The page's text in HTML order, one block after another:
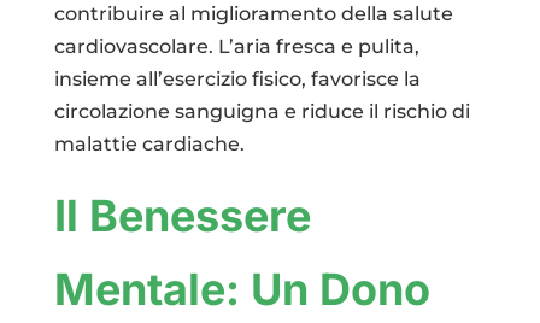
contribuire al miglioramento della salute
cardiovascolare. L’aria fresca e pulita,
insieme all’esercizio fisico, favorisce la
circolazione sanguigna e riduce il rischio di
malattie cardiache.
Il Benessere
Mentale: Un Dono